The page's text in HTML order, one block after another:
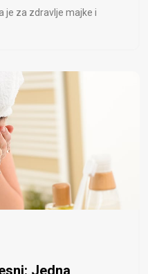
je za zdravlje majke i